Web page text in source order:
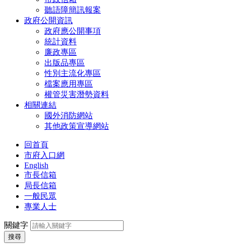
聽語障簡訊報案
政府公開資訊
政府應公開事項
統計資料
廉政專區
出版品專區
性別主流化專區
檔案應用專區
權管災害潛勢資料
相關連結
國外消防網站
其他政策宣導網站
回首頁
市府入口網
English
市長信箱
局長信箱
一般民眾
專業人士
關鍵字
搜尋